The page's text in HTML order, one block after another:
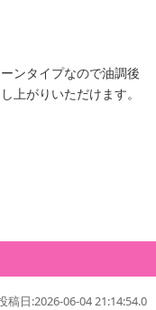
ンタイプなので油調後
上がりいただけます。
稿日:2026-06-04 21:14:54.0